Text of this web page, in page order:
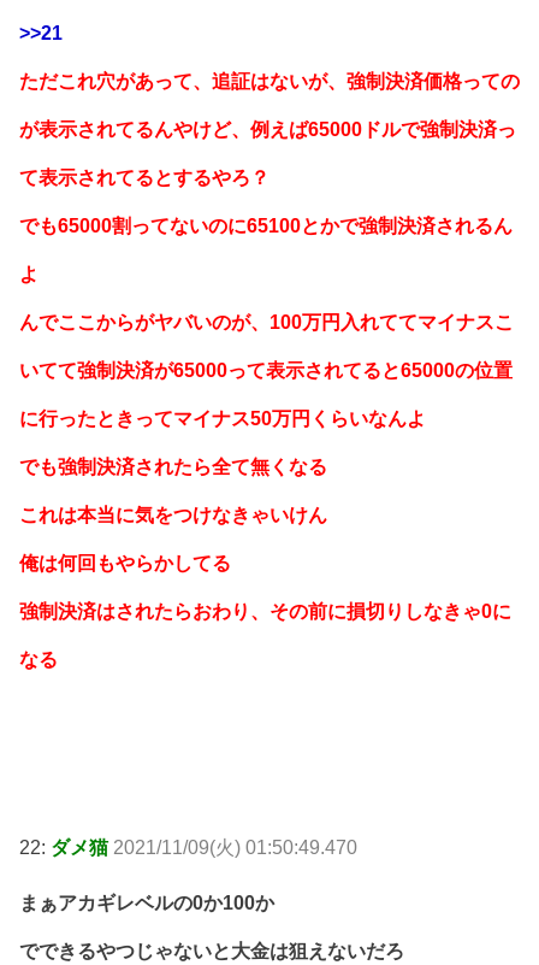
>>21
ただこれ穴があって、追証はないが、強制決済価格っての
が表示されてるんやけど、例えば65000ドルで強制決済っ
て表示されてるとするやろ？
でも65000割ってないのに65100とかで強制決済されるん
よ
んでここからがヤバいのが、100万円入れててマイナスこ
いてて強制決済が65000って表示されてると65000の位置
に行ったときってマイナス50万円くらいなんよ
でも強制決済されたら全て無くなる
これは本当に気をつけなきゃいけん
俺は何回もやらかしてる
強制決済はされたらおわり、その前に損切りしなきゃ0に
なる
22: ダメ猫 2021/11/09(火) 01:50:49.470
まぁアカギレベルの0か100か
でできるやつじゃないと大金は狙えないだろ